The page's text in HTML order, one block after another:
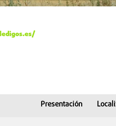
ledigos.es/
Presentación